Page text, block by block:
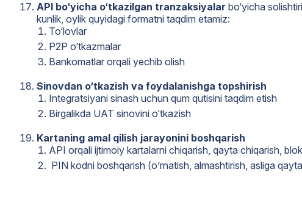
API bo‘yicha o‘tkazilgan tranzaksiyalar bo‘yicha
kunlik, oylik quyidagi formatni taqdim etamiz:
To‘lovlar
P2P o‘tkazmalar
Bankomatlar orqali yechib olish
Sinovdan o‘tkazish va foydalanishga topshirish
Integratsiyani sinash uchun qum qutisini taqdim etish
Birgalikda UAT sinovini o‘tkazish
Kartaning amal qilish jarayonini boshqarish
API orqali ijtimoiy kartalarni chiqarish, qayta chiqarish,
PIN kodni boshqarish (o’rnatish, almashtirish, asliga